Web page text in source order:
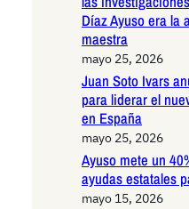
Díaz Ayuso era la
maestra
mayo 25, 2026
Juan Soto Ivars
para liderar el
en España
mayo 25, 2026
Ayuso mete un
ayudas estatales
mayo 15, 2026